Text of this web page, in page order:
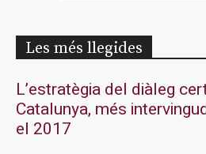
Les més llegides
L’estratègia del diàleg
Catalunya, més
el 2017